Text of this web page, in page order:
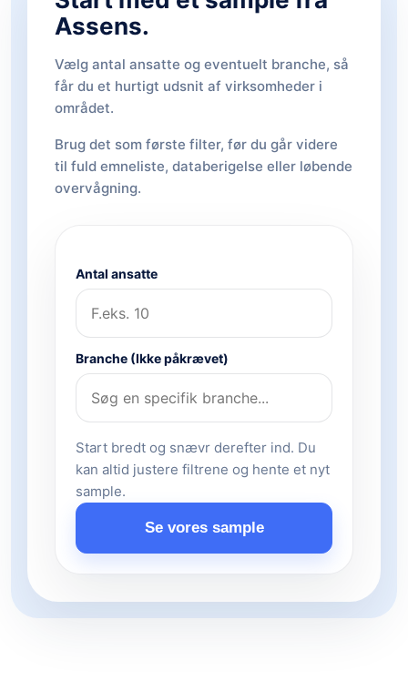
Assens.
Vælg antal ansatte og eventuelt branche, så
får du et hurtigt udsnit af virksomheder i
området.
Brug det som første filter, før du går videre
til fuld emneliste, databerigelse eller løbende
overvågning.
Antal ansatte
Branche (Ikke påkrævet)
Start bredt og snævr derefter ind. Du
kan altid justere filtrene og hente et nyt
sample.
Se vores sample